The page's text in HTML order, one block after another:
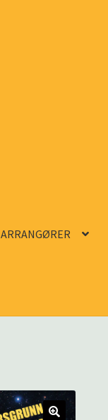
ARRANGØRER